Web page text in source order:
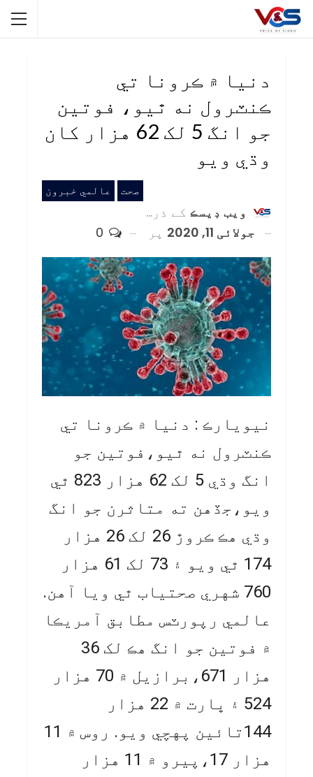
دنيا ۾ ڪرونا تي
ڪنٽرول نه ٿيو، فوتين
جو انگ 5 لک 62 هزار کان
وڌي ويو
صحت عالمي خبرون
ويب ڊيسڪ کے ذریعہ
جولائی 11, 2020
پر
نيويارڪ : دنيا ۾ ڪرونا تي
ڪنٽرول نه ٿيو،فوتين جو
انگ وڌي 5 لک 62 هزار 823 ٿي
ويو،جڏهن ته متاثرن جو انگ
وڌي هڪ ڪروڙ 26 لک 26 هزار
174 ٿي ويو ۽ 73 لک 61 هزار
760 شهري صحتياب ٿي ويا آهن.
عالمي رپورٽس مطابق آمريڪا
۾ فوتين جو انگ هڪ لک 36
هزار 671،برازيل ۾ 70 هزار
524 ۽ ڀارت ۾ 22 هزار
144تائين پهچي ويو. روس ۾ 11
هزار 17،پيرو ۾ 11 هزار